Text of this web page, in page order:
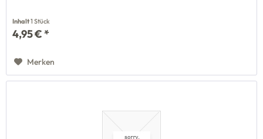
Inhalt1 Stück
4,95 € *
Merken